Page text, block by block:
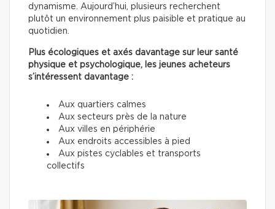
dynamisme. Aujourd’hui, plusieurs recherchent
plutôt un environnement plus paisible et pratique au
quotidien.
Plus écologiques et axés davantage sur leur santé
physique et psychologique, les jeunes acheteurs
s’intéressent davantage :
Aux quartiers calmes
Aux secteurs près de la nature
Aux villes en périphérie
Aux endroits accessibles à pied
Aux pistes cyclables et transports
collectifs